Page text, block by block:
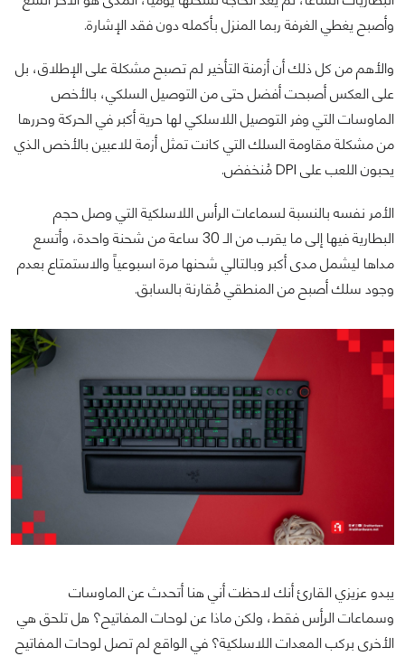
وأصبح يغطي الغرفة ربما المنزل بأكمله دون فقد الإشارة.
والأهم من كل ذلك أن أزمنة التأخير لم تصبح مشكلة على الإطلاق، بل
على العكس أصبحت أفضل حتى من التوصيل السلكي، بالأخص
الماوسات التي وفر التوصيل اللاسلكي لها حرية أكبر في الحركة وحررها
من مشكلة مقاومة السلك التي كانت تمثل أزمة للاعبين بالأخص الذي
يحبون اللعب على DPI مُنخفض.
الأمر نفسه بالنسبة لسماعات الرأس اللاسلكية التي وصل حجم
البطارية فيها إلى ما يقرب من الـ 30 ساعة من شحنة واحدة، وأتسع
مداها ليشمل مدى أكبر وبالتالي شحنها مرة اسبوعياً والاستمتاع بعدم
وجود سلك أصبح من المنطقي مُقارنة بالسابق.
يبدو عزيزي القارئ أنك لاحظت أني هنا أتحدث عن الماوسات
وسماعات الرأٍس فقط، ولكن ماذا عن لوحات المفاتيح؟ هل تلحق هي
الأخرى بركب المعدات اللاسلكية؟ في الواقع لم تصل لوحات المفاتيح